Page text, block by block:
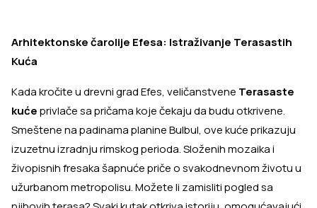
Arhitektonske čarolije Efesa: Istraživanje Terasastih
Kuća
Kada kročite u drevni grad Efes, veličanstvene Terasaste
kućeprivlače sa pričama koje čekaju da budu otkrivene.
Smeštene na padinama planine Bulbul, ove kuće prikazuju
izuzetnu izradnju rimskog perioda. Složenih mozaika i
živopisnih fresaka šapnuće priče o svakodnevnom životu u
užurbanom metropolisu. Možete li zamisliti pogled sa